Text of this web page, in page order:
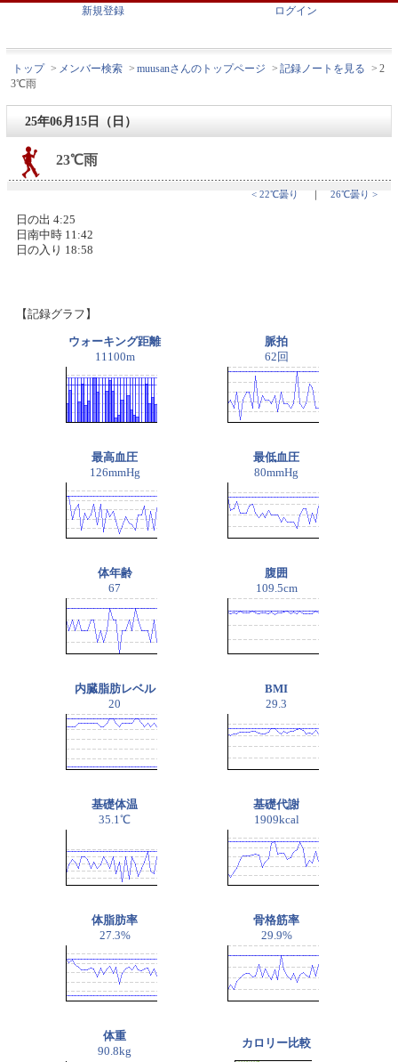
新規登録 ログイン
トップ > メンバー検索 > muusanさんのトップページ > 記録ノートを見る > 2
3℃雨
25年06月15日（日）
23℃雨
< 22℃曇り ｜ 26℃曇り >
日の出 4:25
日南中時 11:42
日の入り 18:58
【記録グラフ】
ウォーキング距離
11100m
脈拍
62回
最高血圧
126mmHg
最低血圧
80mmHg
体年齢
67
腹囲
109.5cm
内臓脂肪レベル
20
BMI
29.3
基礎体温
35.1℃
基礎代謝
1909kcal
体脂肪率
27.3%
骨格筋率
29.9%
体重
90.8kg
カロリー比較